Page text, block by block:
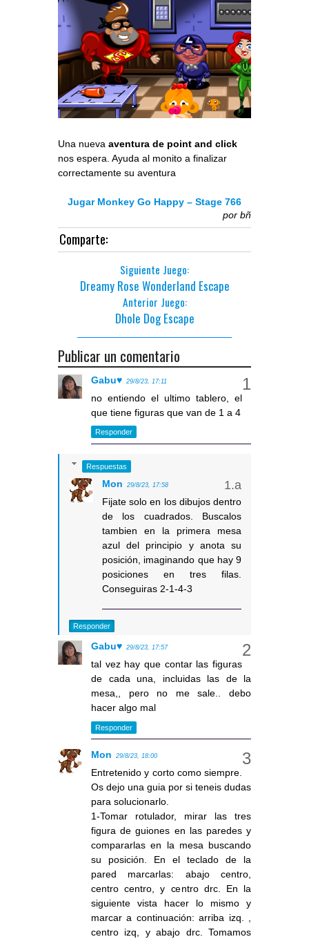
Una nueva aventura de point and click
nos espera. Ayuda al monito a finalizar
correctamente su aventura
Jugar Monkey Go Happy – Stage 766
por bñ
Comparte:
Siguiente Juego:
Dreamy Rose Wonderland Escape
Anterior Juego:
Dhole Dog Escape
Publicar un comentario
Gabu♥ 29/8/23, 17:11
no entiendo el ultimo tablero, el
que tiene figuras que van de 1 a 4
Responder
Respuestas
Mon 29/8/23, 17:58
Fijate solo en los dibujos dentro
de los cuadrados. Buscalos
tambien en la primera mesa
azul del principio y anota su
posición, imaginando que hay 9
posiciones en tres filas.
Conseguiras 2-1-4-3
Responder
Gabu♥ 29/8/23, 17:57
tal vez hay que contar las figuras
de cada una, incluidas las de la
mesa,, pero no me sale.. debo
hacer algo mal
Responder
Mon 29/8/23, 18:00
Entretenido y corto como siempre.
Os dejo una guia por si teneis dudas
para solucionarlo.
1-Tomar rotulador, mirar las tres
figura de guiones en las paredes y
compararlas en la mesa buscando
su posición. En el teclado de la
pared marcarlas: abajo centro,
centro centro, y centro drc. En la
siguiente vista hacer lo mismo y
marcar a continuación: arriba izq. ,
centro izq, y abajo drc. Tomamos